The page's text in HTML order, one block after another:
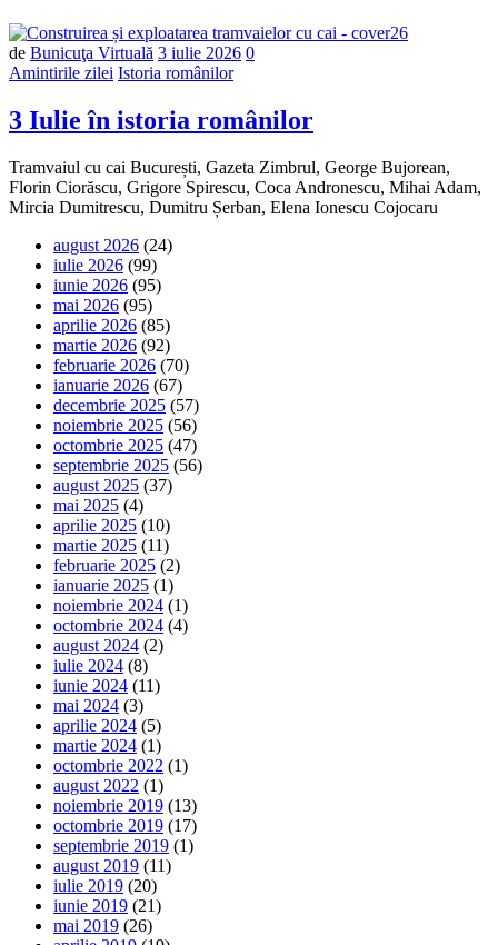
de Bunicuţa Virtuală 3 iulie 2026 Număr
0
Amintirile zilei Istoria românilor
3 Iulie în istoria românilor
Tramvaiul cu cai București, Gazeta Zimbrul, George Bujorean,
Florin Ciorăscu, Grigore Spirescu, Coca Andronescu, Mihai Adam,
Mircia Dumitrescu, Dumitru Șerban, Elena Ionescu Cojocaru
august 2026 (24)
iulie 2026 (99)
iunie 2026 (95)
mai 2026 (95)
aprilie 2026 (85)
martie 2026 (92)
februarie 2026 (70)
ianuarie 2026 (67)
decembrie 2025 (57)
noiembrie 2025 (56)
octombrie 2025 (47)
septembrie 2025 (56)
august 2025 (37)
mai 2025 (4)
aprilie 2025 (10)
martie 2025 (11)
februarie 2025 (2)
ianuarie 2025 (1)
noiembrie 2024 (1)
octombrie 2024 (4)
august 2024 (2)
iulie 2024 (8)
iunie 2024 (11)
mai 2024 (3)
aprilie 2024 (5)
martie 2024 (1)
octombrie 2022 (1)
august 2022 (1)
noiembrie 2019 (13)
octombrie 2019 (17)
septembrie 2019 (1)
august 2019 (11)
iulie 2019 (20)
iunie 2019 (21)
mai 2019 (26)